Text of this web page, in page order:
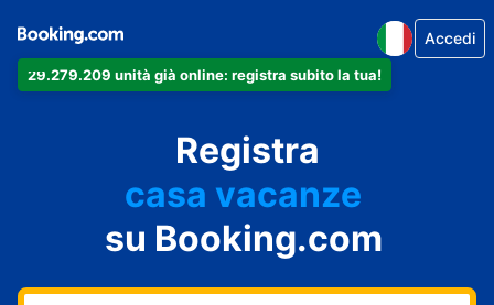
29.279.209 unità già online: registra subito la tua!
Accedi
Registra
il tuo appartamento
il tuo hotel
casa vacanze
la tua guest house
il tuo B&B
su Booking.com